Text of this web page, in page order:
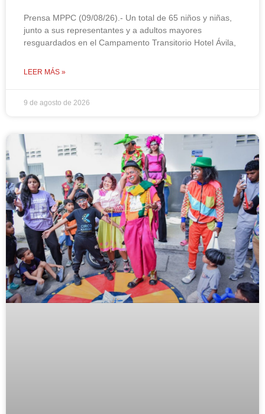
Prensa MPPC (09/08/26).- Un total de 65 niños y niñas,
junto a sus representantes y a adultos mayores
resguardados en el Campamento Transitorio Hotel Ávila,
LEER MÁS »
9 de agosto de 2026